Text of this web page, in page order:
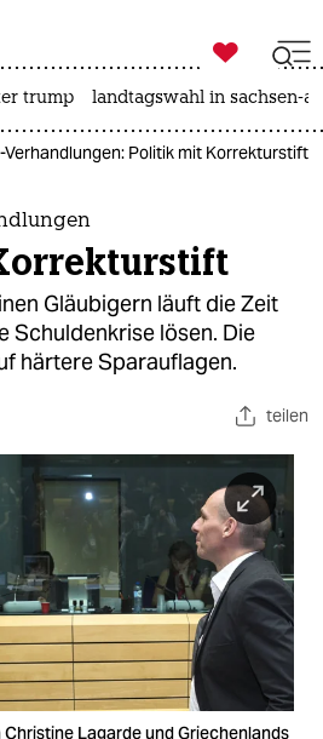
zahl ich
ich

taz zahl ich
trump landtagswahl in sachsen-
Politik mit Korrekturstift
Gläubigern läuft die Zeit
Schuldenkrise lösen. Die
härtere Sparauflagen.
teilen
Lagarde und Griechenlands